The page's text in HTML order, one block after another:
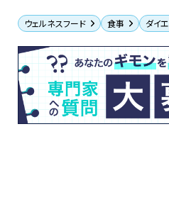
ウェルネスフード 食事 ダイ